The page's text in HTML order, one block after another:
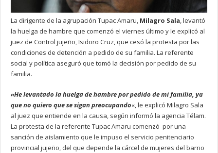
La dirigente de la agrupación Tupac Amaru, Milagro Sala, levantó
la huelga de hambre que comenzó el viernes último y le explicó al
juez de Control jujeño, Isidoro Cruz, que cesó la protesta por las
condiciones de detención a pedido de su familia. La referente
social y política aseguró que tomó la decisión por pedido de su
familia.
«He levantado la huelga de hambre por pedido de mi familia, ya
que no quiero que se sigan preocupando«, le explicó Milagro Sala
al juez que entiende en la causa, según informó la agencia Télam.
La protesta de la referente Tupac Amaru comenzó por una
sanción de aislamiento que le impuso el servicio penitenciario
provincial jujeño, del que depende la cárcel de mujeres del barrio